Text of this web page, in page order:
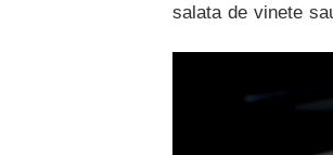
salata de vinete